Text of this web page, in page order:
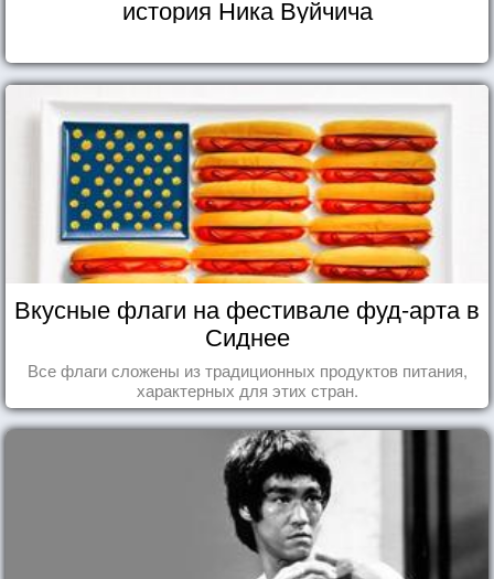
история Ника Вуйчича
Вкусные флаги на фестивале фуд-арта в
Сиднее
Все флаги сложены из традиционных продуктов питания,
характерных для этих стран.